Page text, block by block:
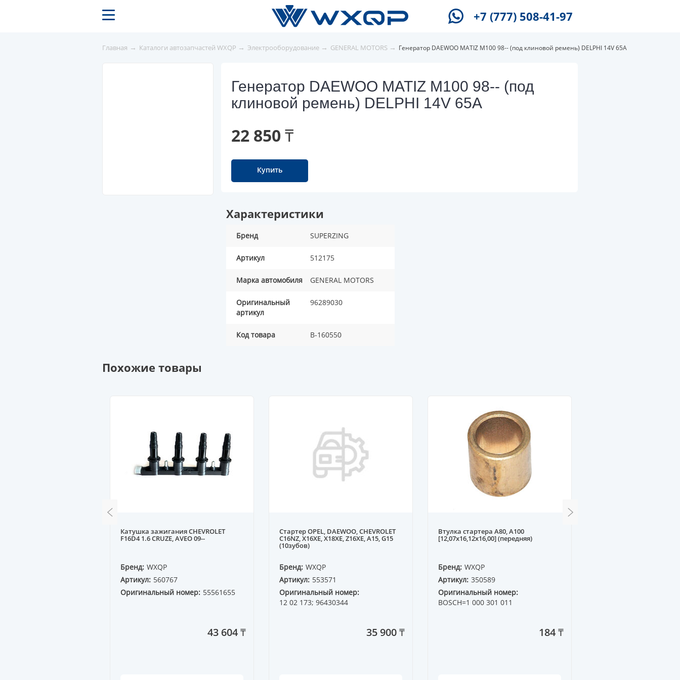
+7 (777) 508-41-97
Главная → Каталоги автозапчастей WXQP → Электрооборудование → GENERAL MOTORS → Генератор DAEWOO MATIZ M100 98-- (под клиновой ремень) DELPHI 14V 65A
Генератор DAEWOO MATIZ M100 98-- (под
клиновой ремень) DELPHI 14V 65A
22 850 ₸
Купить
Характеристики
Бренд SUPERZING
Артикул 512175
Марка автомобиля GENERAL MOTORS
Оригинальный
артикул
96289030
Код товара B-160550
Похожие товары
Катушка зажигания CHEVROLET
F16D4 1.6 CRUZE, AVEO 09--
Бренд: WXQP
Артикул: 560767
Оригинальный номер: 55561655
43 604 ₸
Стартер OPEL, DAEWOO, CHEVROLET
C16NZ, X16XE, X18XE, Z16XE, A15, G15
(10зубов)
Бренд: WXQP
Артикул: 553571
Оригинальный номер:
12 02 173; 96430344
35 900 ₸
Втулка стартера A80, A100
[12,07x16,12x16,00] (передняя)
Бренд: WXQP
Артикул: 350589
Оригинальный номер:
BOSCH=1 000 301 011
184 ₸